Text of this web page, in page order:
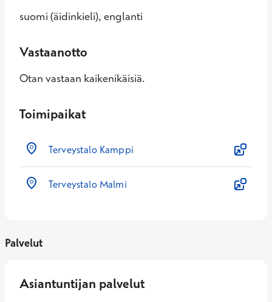
suomi (äidinkieli), englanti
Vastaanotto
Otan vastaan kaikenikäisiä.
Toimipaikat
Terveystalo Kamppi
Terveystalo Malmi
Palvelut
Asiantuntijan palvelut